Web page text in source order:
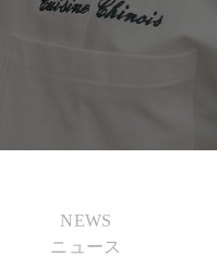
NEWS
ニュース